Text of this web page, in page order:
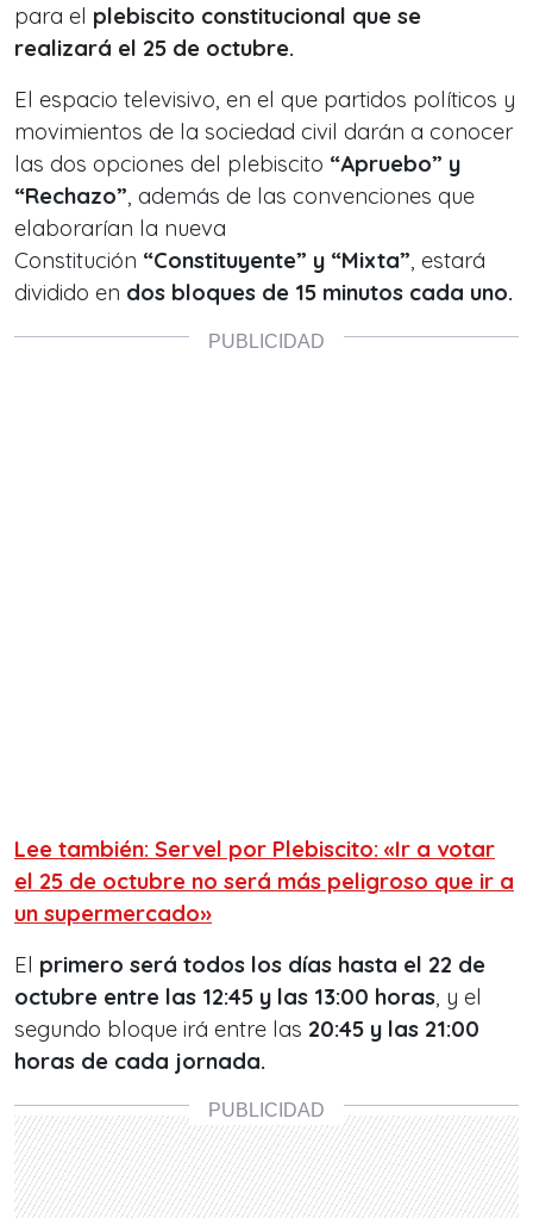
para el plebiscito constitucional que se
realizará el 25 de octubre.
El espacio televisivo, en el que partidos políticos y
movimientos de la sociedad civil darán a conocer
las dos opciones del plebiscito “Apruebo” y
“Rechazo” , además de las convenciones que
elaborarían la nueva
Constitución “Constituyente” y “Mixta” , estará
dividido en dos bloques de 15 minutos cada uno.
Lee también: Servel por Plebiscito: «Ir a votar
el 25 de octubre no será más peligroso que ir a
un supermercado»
El primero será todos los días hasta el 22 de
octubre entre las 12:45 y las 13:00 horas , y el
segundo bloque irá entre las 20:45 y las 21:00
horas de cada jornada.